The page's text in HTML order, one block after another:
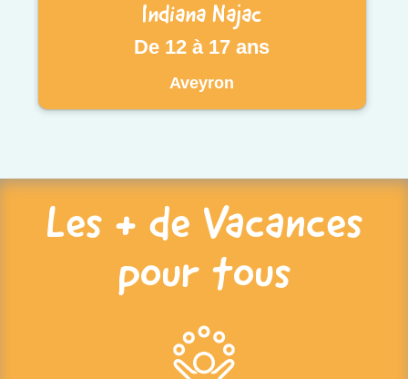
Indiana Najac
De 12 à 17 ans
Aveyron
Les + de Vacances
pour tous